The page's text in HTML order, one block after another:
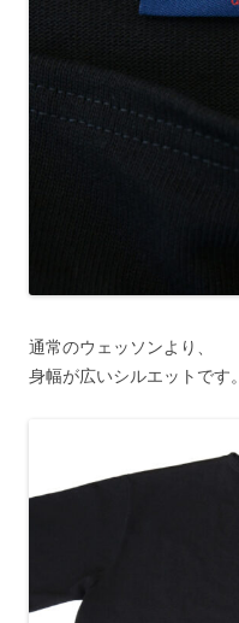
通常のウェッソンより、
身幅が広いシルエットです。